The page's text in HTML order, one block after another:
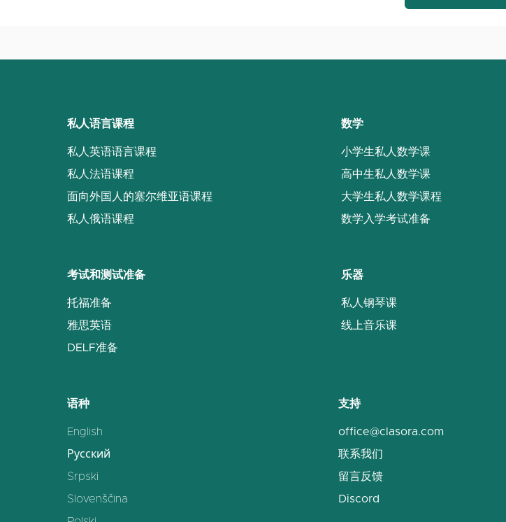
私人语言课程
私人英语语言课程
私人法语课程
面向外国人的塞尔维亚语课程
私人俄语课程
数学
小学生私人数学课
高中生私人数学课
大学生私人数学课程
数学入学考试准备
考试和测试准备
托福准备
雅思英语
DELF准备
乐器
私人钢琴课
线上音乐课
语种
English
Русский
Srpski
Slovenščina
支持
office@clasora.com
联系我们
留言反馈
Discord